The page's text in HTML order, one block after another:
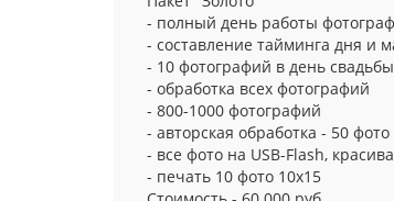
- полный день работы
- составление тайминга дня и
- 10 фотографий в день свадьбы
- обработка всех фотографий
- 800-1000 фотографий
- авторская обработка - 50 фото
- все фото на USB-Flash,
- печать 10 фото 10х15